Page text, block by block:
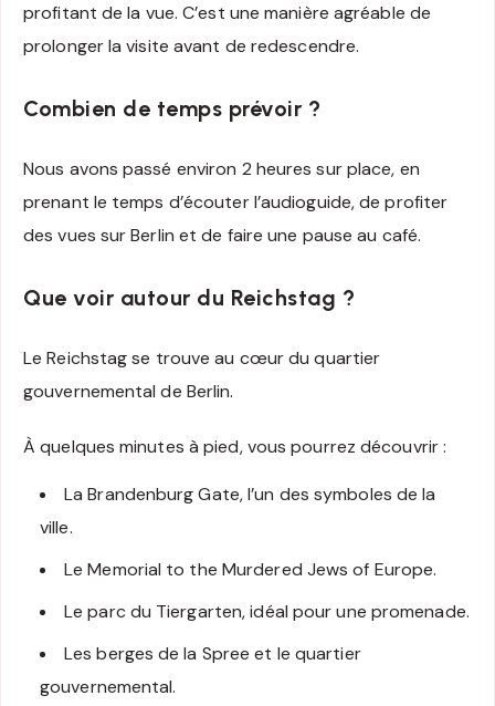
profitant de la vue. C’est une manière agréable de
prolonger la visite avant de redescendre.
Combien de temps prévoir ?
Nous avons passé environ 2 heures sur place, en
prenant le temps d’écouter l’audioguide, de profiter
des vues sur Berlin et de faire une pause au café.
Que voir autour du Reichstag ?
Le Reichstag se trouve au cœur du quartier
gouvernemental de Berlin.
À quelques minutes à pied, vous pourrez découvrir :
La Brandenburg Gate, l’un des symboles de la
ville.
Le Memorial to the Murdered Jews of Europe.
Le parc du Tiergarten, idéal pour une promenade.
Les berges de la Spree et le quartier
gouvernemental.